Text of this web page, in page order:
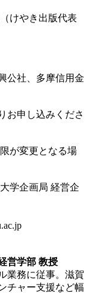
けやき出版代表
公社、多摩信用金
お申し込みくださ
が変更となる場
学企画局 経営企
営学部 教授
業務に従事。滋賀
チャー支援など幅